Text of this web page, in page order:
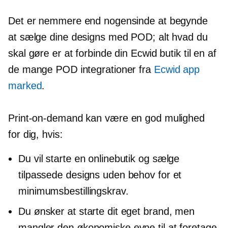
Det er nemmere end nogensinde at begynde
at sælge dine designs med POD; alt hvad du
skal gøre er at forbinde din Ecwid butik til en af
​​de mange POD integrationer fra Ecwid app
marked.
Print-on-demand kan være en god mulighed
for dig, hvis:
Du vil starte en onlinebutik og sælge
tilpassede designs uden behov for et
minimumsbestillingskrav.
Du ønsker at starte dit eget brand, men